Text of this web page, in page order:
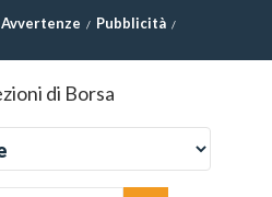
Avvertenze
Pubblicità